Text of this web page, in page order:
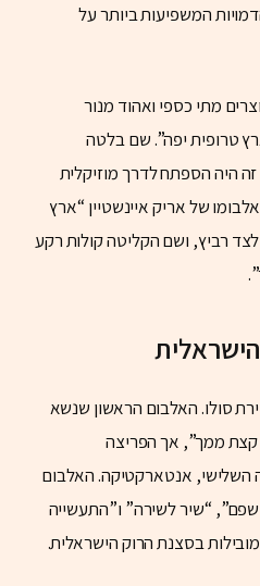
המשפיעות ביותר על
מתי כספי ואהוד מנור
טרופית יפה”. שם בלטה
היה הספתח לדרך מוזיקלית
של אריק איינשטיין “ארץ
רביץ, ושם הקליטה קולות רקע
יצאה לקריירת סולו. האלבום הראשון שנשא
ממך”, אך הפריצה
השלישי, אנטארקטיקה. האלבום
“שיר לשירה” ו”התעשייה
בסצנת הרוק הישראלית.